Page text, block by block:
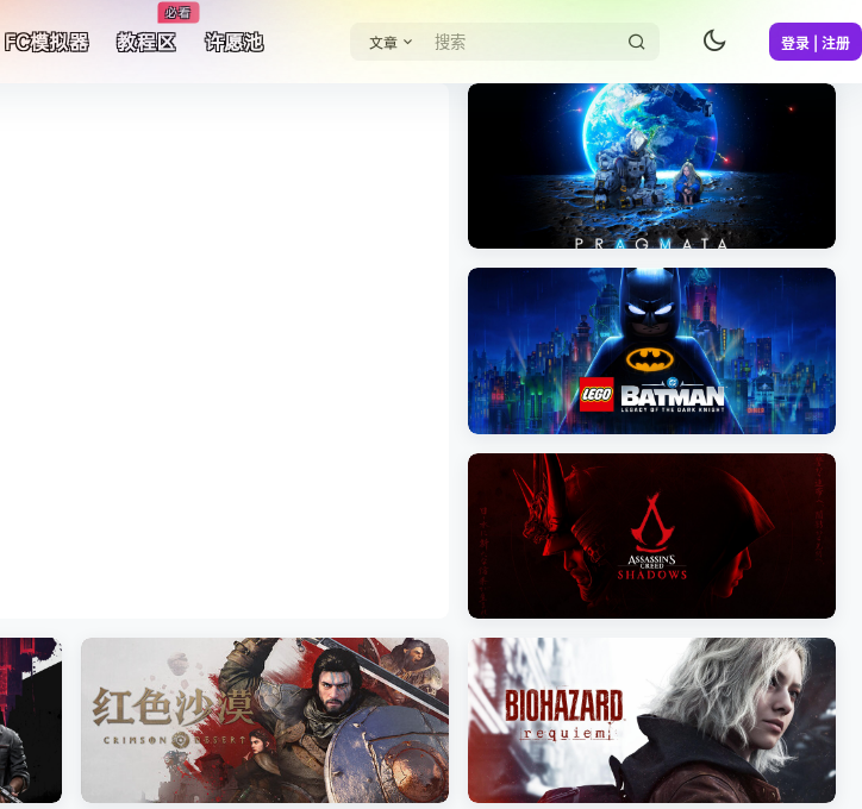
FC模拟器 教程区
必看
许愿池 文章 登录 | 注册
《剑星/Stellar Blade》本体+修
《识质存在/PRAGMATA》免安装中文版
《乐高蝙蝠侠：黑暗骑士之遗/LEGO
Batman: Legacy of the Dark Knight》
免安装中文版
《刺客信条：影/Assassin’s Creed
Shadows》免安装版，非虚拟机